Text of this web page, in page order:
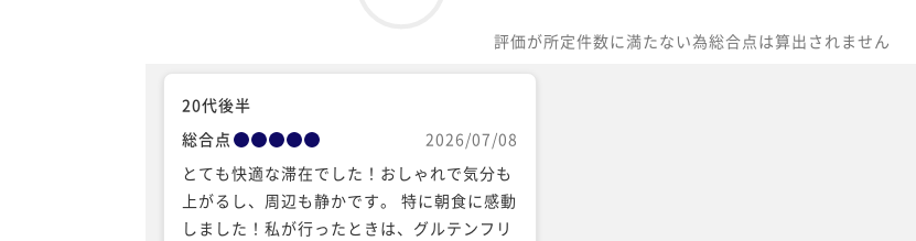
評価が所定件数に満たない為総合点は算出されません
20代後半
総合点
2026/07/08
とても快適な滞在でした！おしゃれで気分も
上がるし、周辺も静かです。 特に朝食に感動
しました！私が行ったときは、グルテンフリ